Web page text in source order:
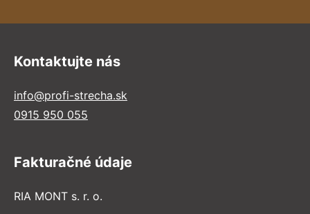
Kontaktujte nás
info@profi-strecha.sk
0915 950 055
Fakturačné údaje
RIA MONT s. r. o.